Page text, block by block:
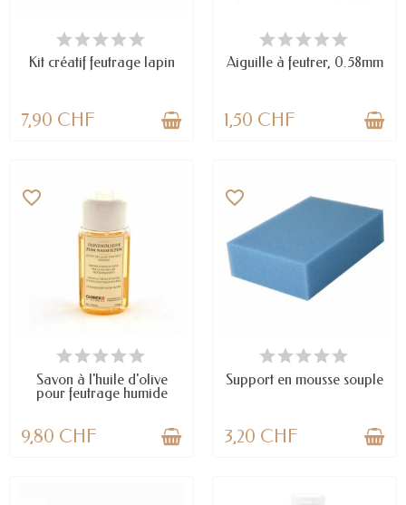
EN STOCK
Kit créatif feutrage lapin
7,90 CHF
DERNIERS ARTICLES EN STOCK
Aiguille à feutrer, 0.58mm
1,50 CHF
EN STOCK
favorite_border
Savon à l'huile d'olive
pour feutrage humide
9,80 CHF
EN STOCK
favorite_border
Support en mousse souple
3,20 CHF